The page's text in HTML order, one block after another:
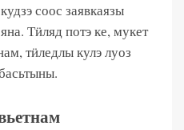
соос заявкаязы
Тӥляд потэ ке, мукет
тӥледлы кулэ луоз